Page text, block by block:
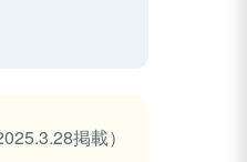
掲載）